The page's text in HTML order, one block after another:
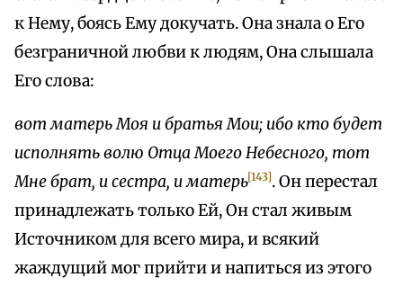
к Нему, боясь Ему докучать. Она знала о Его
безграничной любви к людям, Она слышала
Его слова:
вот матерь Моя и братья Мои; ибо кто будет
исполнять волю Отца Моего Небесного, тот
Мне брат, и сестра, и матерь[143]. Он перестал
принадлежать только Ей, Он стал живым
Источником для всего мира, и всякий
жаждущий мог прийти и напиться из этого